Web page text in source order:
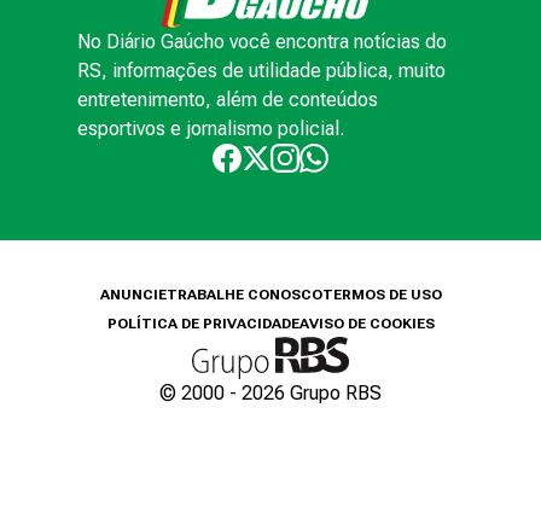
No Diário Gaúcho você encontra notícias do
RS, informações de utilidade pública, muito
entretenimento, além de conteúdos
esportivos e jornalismo policial.
ANUNCIETRABALHE CONOSCOTERMOS DE USO
POLÍTICA DE PRIVACIDADEAVISO DE COOKIES
© 2000 - 2026 Grupo RBS